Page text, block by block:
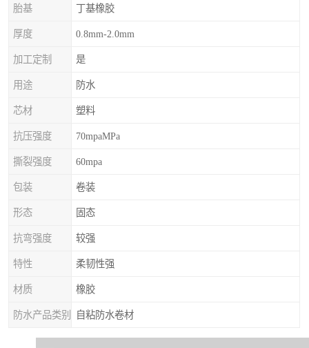
胎基 丁基橡胶
厚度 0.8mm-2.0mm
加工定制 是
用途 防水
芯材 塑料
抗压强度 70mpaMPa
撕裂强度 60mpa
包装 卷装
形态 固态
抗弯强度 较强
特性 柔韧性强
材质 橡胶
防水产品类别 自粘防水卷材